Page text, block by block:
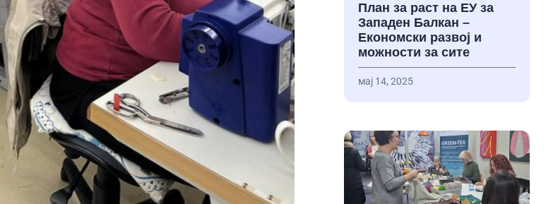
План за раст на ЕУ за
Западен Балкан –
Економски развој и
можности за сите
мај 14, 2025